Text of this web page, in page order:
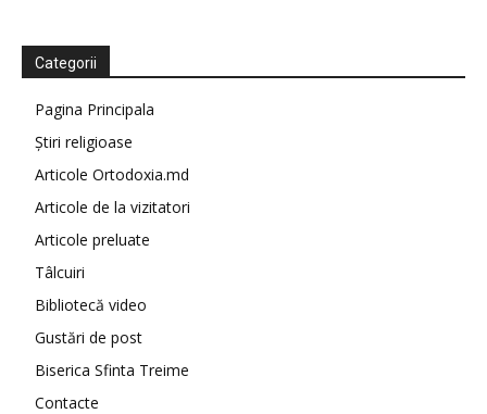
Categorii
Pagina Principala
Știri religioase
Articole Ortodoxia.md
Articole de la vizitatori
Articole preluate
Tâlcuiri
Bibliotecă video
Gustări de post
Biserica Sfinta Treime
Contacte